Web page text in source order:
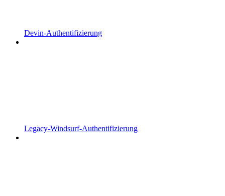
Devin-Authentifizierung
Legacy-Windsurf-Authentifizierung